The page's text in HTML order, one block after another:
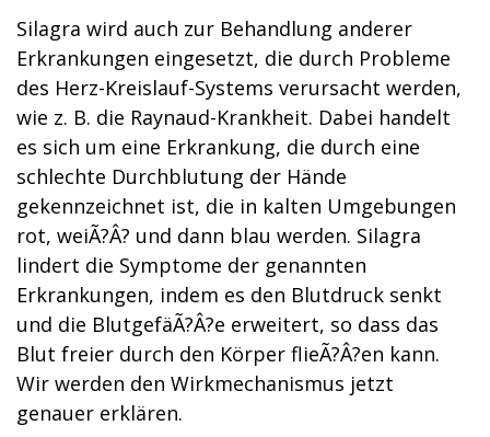
Silagra wird auch zur Behandlung anderer
Erkrankungen eingesetzt, die durch Probleme
des Herz-Kreislauf-Systems verursacht werden,
wie z. B. die Raynaud-Krankheit. Dabei handelt
es sich um eine Erkrankung, die durch eine
schlechte Durchblutung der Hände
gekennzeichnet ist, die in kalten Umgebungen
rot, weiÃ?Â? und dann blau werden. Silagra
lindert die Symptome der genannten
Erkrankungen, indem es den Blutdruck senkt
und die BlutgefäÃ?Â?e erweitert, so dass das
Blut freier durch den Körper flieÃ?Â?en kann.
Wir werden den Wirkmechanismus jetzt
genauer erklären.